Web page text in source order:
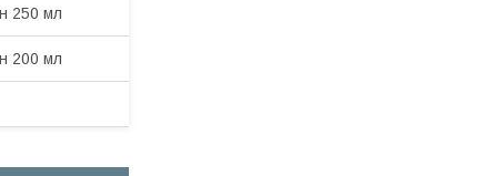
250 мл
200 мл